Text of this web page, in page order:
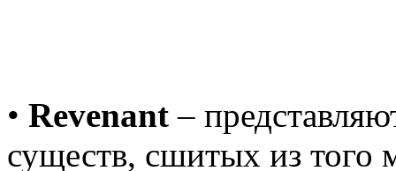
• Revenant –
существ, сшитых из того